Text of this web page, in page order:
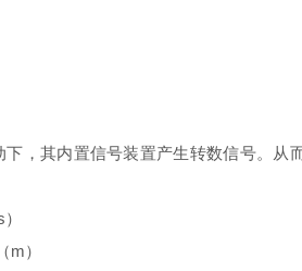
，其内置信号装置产生转数信号。
m）